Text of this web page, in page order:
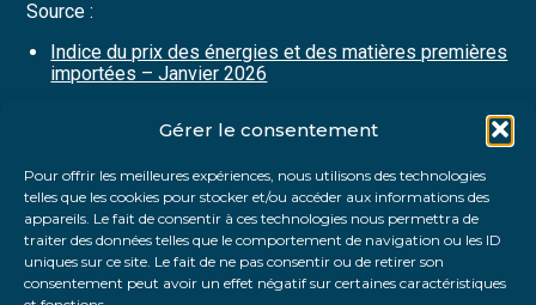
Gérer le consentement
Pour offrir les meilleures expériences, nous utilisons des technologies
telles que les cookies pour stocker et/ou accéder aux informations des
appareils. Le fait de consentir à ces technologies nous permettra de
traiter des données telles que le comportement de navigation ou les ID
uniques sur ce site. Le fait de ne pas consentir ou de retirer son
consentement peut avoir un effet négatif sur certaines caractéristiques
Source :
Indice du prix des énergies et des matières premières
importées – Janvier 2026
FaceBook
TwitterLinkedIn